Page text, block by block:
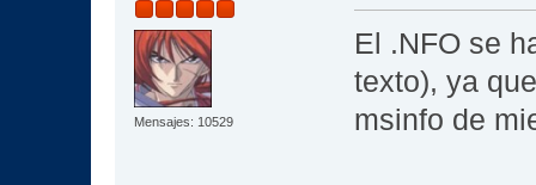
Mensajes: 10529
El .NFO se
texto), ya
msinfo de